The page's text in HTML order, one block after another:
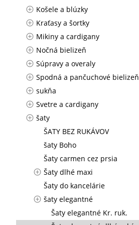
Košele a blúzky
Kraťasy a šortky
Mikiny a cardigany
Nočná bielizeň
Súpravy a overaly
Spodná a pančuchové bielizeň
sukňa
Svetre a cardigany
šaty
ŠATY BEZ RUKÁVOV
šaty Boho
Šaty carmen cez prsia
Šaty dlhé maxi
Šaty do kancelárie
šaty elegantné
Šaty elegantné Kr. ruk.